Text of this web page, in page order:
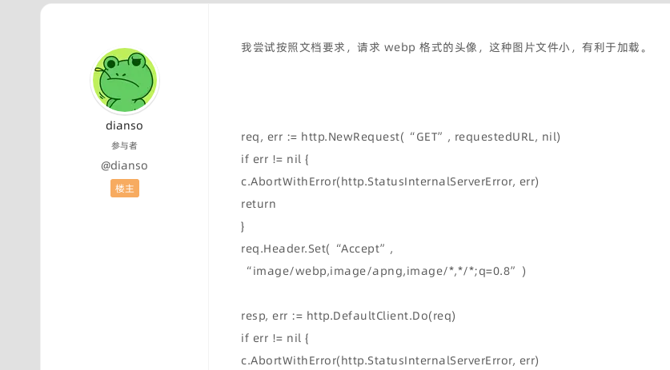
dianso
参与者
@dianso
楼主
我尝试按照文档要求，请求 webp 格式的头像，这种图片文件小，有利于加载。
req, err := http.NewRequest(“GET”, requestedURL, nil)
if err != nil {
c.AbortWithError(http.StatusInternalServerError, err)
return
}
req.Header.Set(“Accept”,
“image/webp,image/apng,image/*,*/*;q=0.8”)
resp, err := http.DefaultClient.Do(req)
if err != nil {
c.AbortWithError(http.StatusInternalServerError, err)